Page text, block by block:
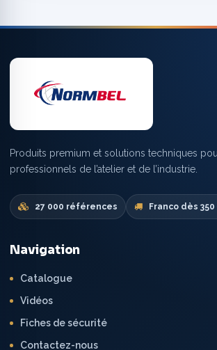
Produits premium et solutions techniques
professionnels de l’atelier et de l’industrie.
27 000 références Franco dès 350
Navigation
Catalogue
Vidéos
Fiches de sécurité
Contactez-nous